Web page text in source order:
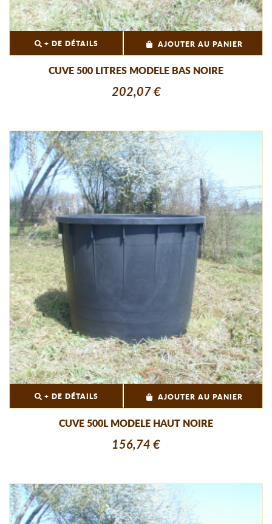
+ DE DÉTAILS AJOUTER AU PANIER
CUVE 500 LITRES MODELE BAS NOIRE
202,07 €
+ DE DÉTAILS AJOUTER AU PANIER
CUVE 500L MODELE HAUT NOIRE
156,74 €